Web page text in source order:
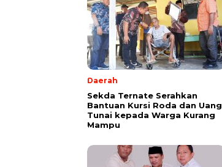
Daerah
Sekda Ternate Serahkan
Bantuan Kursi Roda dan Uang
Tunai kepada Warga Kurang
Mampu